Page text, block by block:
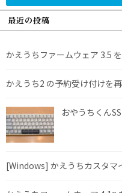
最近の投稿
かえうちファームウェア 3.5
かえうち2 の予約受け付けを
おやうちくん
[Windows] かえうちカスタマ